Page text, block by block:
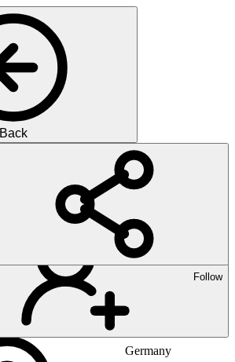
Back
Follow
Innovationen für die
Germany